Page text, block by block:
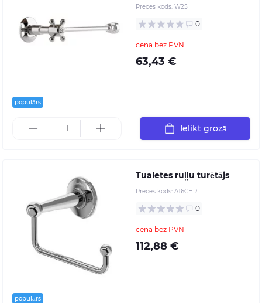
populārs
Preces kods: W25
0
cena bez PVN
63,43 €
Ielikt grozā
populārs
Tualetes ruļļu turētājs
Preces kods: A16CHR
0
cena bez PVN
112,88 €